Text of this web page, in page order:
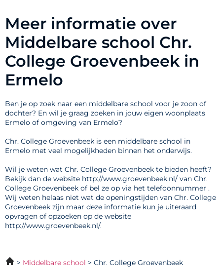
Meer informatie over
Middelbare school Chr.
College Groevenbeek in
Ermelo
Ben je op zoek naar een middelbare school voor je zoon of
dochter? En wil je graag zoeken in jouw eigen woonplaats
Ermelo of omgeving van Ermelo?
Chr. College Groevenbeek is een middelbare school in
Ermelo met veel mogelijkheden binnen het onderwijs.
Wil je weten wat Chr. College Groevenbeek te bieden heeft?
Bekijk dan de website http://www.groevenbeek.nl/ van Chr.
College Groevenbeek of bel ze op via het telefoonnummer .
Wij weten helaas niet wat de openingstijden van Chr. College
Groevenbeek zijn maar deze informatie kun je uiteraard
opvragen of opzoeken op de website
http://www.groevenbeek.nl/.
Middelbare school Chr. College Groevenbeek